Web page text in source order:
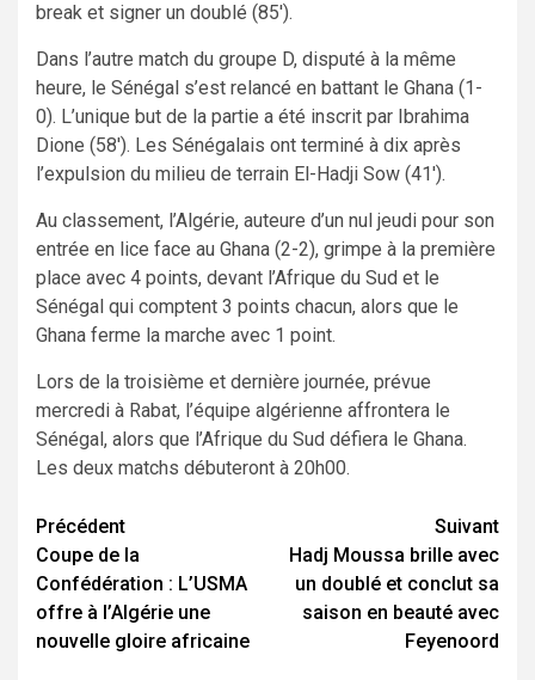
break et signer un doublé (85′).
Dans l’autre match du groupe D, disputé à la même
heure, le Sénégal s’est relancé en battant le Ghana (1-
0). L’unique but de la partie a été inscrit par Ibrahima
Dione (58′). Les Sénégalais ont terminé à dix après
l’expulsion du milieu de terrain El-Hadji Sow (41′).
Au classement, l’Algérie, auteure d’un nul jeudi pour son
entrée en lice face au Ghana (2-2), grimpe à la première
place avec 4 points, devant l’Afrique du Sud et le
Sénégal qui comptent 3 points chacun, alors que le
Ghana ferme la marche avec 1 point.
Lors de la troisième et dernière journée, prévue
mercredi à Rabat, l’équipe algérienne affrontera le
Sénégal, alors que l’Afrique du Sud défiera le Ghana.
Les deux matchs débuteront à 20h00.
Navigation
d’article
Précédent
Coupe de la
Confédération : L’USMA
offre à l’Algérie une
nouvelle gloire africaine
Suivant
Hadj Moussa brille avec
un doublé et conclut sa
saison en beauté avec
Feyenoord